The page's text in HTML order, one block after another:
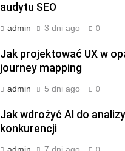
audytu SEO
admin 3 dni ago 0
Jak projektować UX w
journey mapping
admin 5 dni ago 0
Jak wdrożyć AI do analizy
konkurencji